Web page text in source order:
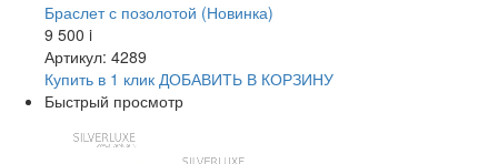
Браслет с позолотой (Новинка)
9 500 i
Артикул: 4289
Купить в 1 клик ДОБАВИТЬ В КОРЗИНУ
Быстрый просмотр